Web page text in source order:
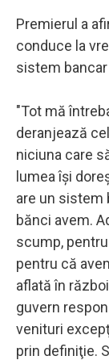
Premierul a
conduce la
sistem
"Tot mă
deranjează
niciuna care
lumea îşi
are un sistem
bănci avem.
scump,
pentru că
aflată în
guvern
venituri
prin definiţie.